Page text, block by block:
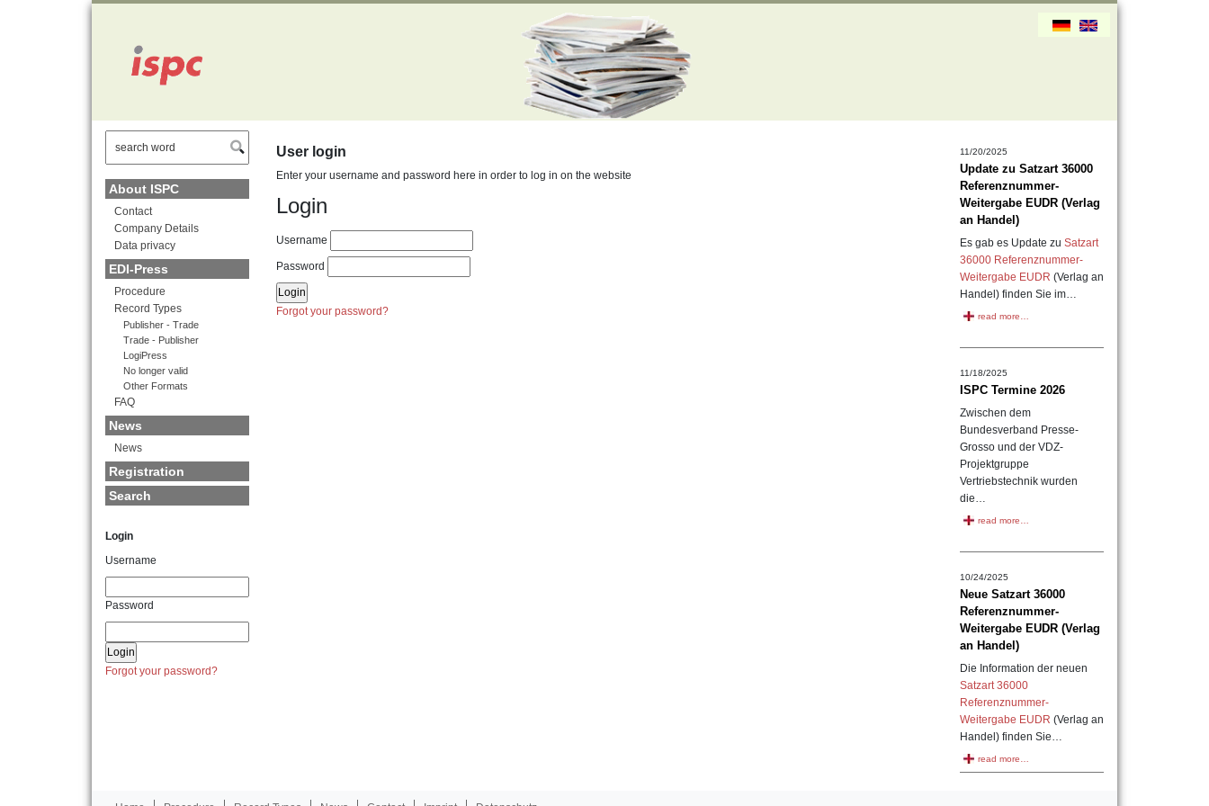
About ISPC
Contact
Company Details
Data privacy
EDI-Press
Procedure
Record Types
Publisher - Trade
Trade - Publisher
LogiPress
No longer valid
Other Formats
FAQ
News
News
Registration
Search
Login
Username
Password
Forgot your password?
User login
Enter your username and password here in order to log in on the website
Login
Username
Password
Forgot your password?
11/20/2025
Update zu Satzart 36000
Referenznummer-
Weitergabe EUDR (Verlag
an Handel)
Es gab es Update zu Satzart
36000 Referenznummer-
Weitergabe EUDR (Verlag an
Handel) finden Sie im…
read more…
11/18/2025
ISPC Termine 2026
Zwischen dem
Bundesverband Presse-
Grosso und der VDZ-
Projektgruppe
Vertriebstechnik wurden
die…
read more…
10/24/2025
Neue Satzart 36000
Referenznummer-
Weitergabe EUDR (Verlag
an Handel)
Die Information der neuen
Satzart 36000
Referenznummer-
Weitergabe EUDR (Verlag an
Handel) finden Sie…
read more…